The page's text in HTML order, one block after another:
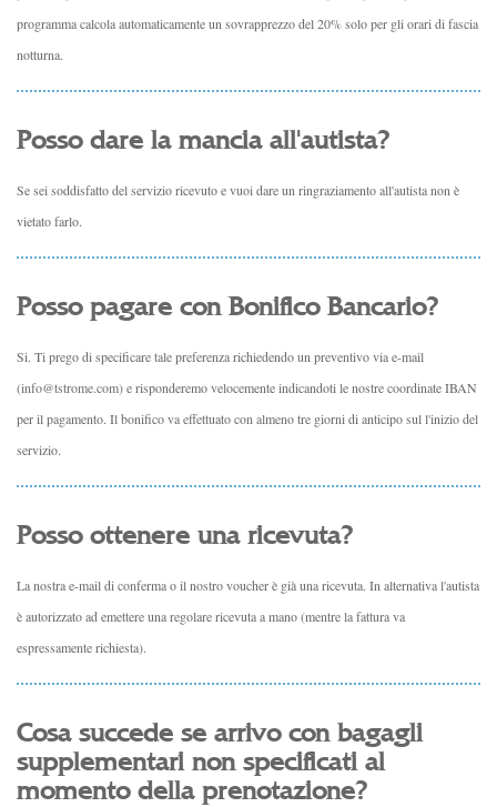
programma calcola automaticamente un sovrapprezzo del 20% solo per gli orari di fascia
notturna.
Posso dare la mancia all'autista?
Se sei soddisfatto del servizio ricevuto e vuoi dare un ringraziamento all'autista non è
vietato farlo.
Posso pagare con Bonifico Bancario?
Si. Ti prego di specificare tale preferenza richiedendo un preventivo via e-mail
(info@tstrome.com)e risponderemo velocemente indicandoti le nostre coordinate IBAN
per il pagamento. Il bonifico va effettuato con almeno tre giorni di anticipo sul l'inizio del
servizio.
Posso ottenere una ricevuta?
La nostra e-mail di conferma o il nostro voucher è già una ricevuta. In alternativa l'autista
è autorizzato ad emettere una regolare ricevuta a mano (mentre la fattura va
espressamente richiesta).
Cosa succede se arrivo con bagagli
supplementari non specificati al
momento della prenotazione?